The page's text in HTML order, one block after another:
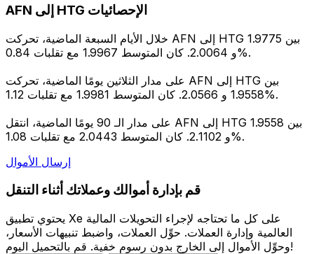
AFN إلى HTG الإحصائيات
خلال الأيام السبعة الماضية، تحركت AFN إلى HTG بين 1.9775
و 2.0064. كان المتوسط 1.9967 مع تقلبات 0.84%.
على مدار الثلاثين يومًا الماضية، تحركت AFN إلى HTG بين
1.9558 و 2.0566. كان المتوسط 1.9981 مع تقلبات 1.12%.
على مدار الـ 90 يومًا الماضية، انتقل AFN إلى HTG بين 1.9558
و 2.1102. كان المتوسط 2.0443 مع تقلبات 1.08%.
إرسال الأموال
قم بإدارة أموالك وعملاتك أثناء التنقل
يحتوي تطبيق Xe على كل ما تحتاجه لإجراء التحويلات المالية
العالمية وإدارة العملات. حوِّل العملات، واضبط تنبيهات الأسعار،
وحوِّل الأموال إلى الخارج بدون رسوم خفية. قم بالتحميل اليوم!